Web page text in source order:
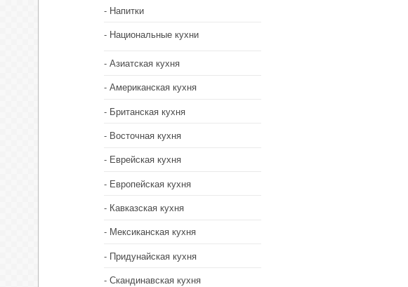
Напитки
Национальные кухни
Азиатская кухня
Американская кухня
Британская кухня
Восточная кухня
Еврейская кухня
Европейская кухня
Кавказская кухня
Мексиканская кухня
Придунайская кухня
Скандинавская кухня